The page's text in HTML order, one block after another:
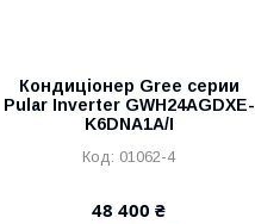
Кондиціонер Gree серии
Pular Inverter GWH24AGDXE-
K6DNA1A/I
01062-4
48 400 ₴